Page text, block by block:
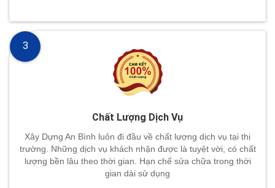
Chất Lượng Dịch Vụ
Xây Dựng An Bình luôn đi đầu về chất lượng dịch vụ tại thị
trường. Những dịch vụ khách nhận được là tuyệt vời, có chất
lượng bền lâu theo thời gian. Hạn chế sửa chữa trong thời
gian dài sử dụng
3